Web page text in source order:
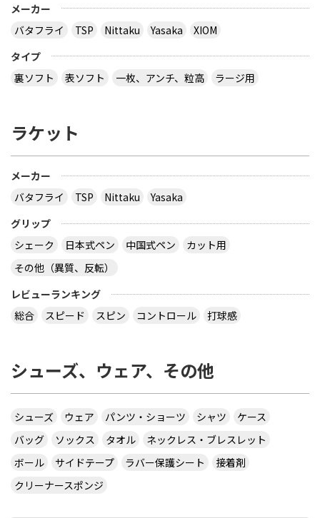
メーカー
バタフライ
TSP Nittaku Yasaka
XIOM
タイプ
裏ソフト
表ソフト 一枚、アンチ、粒高 ラージ用
ラケット
メーカー
バタフライ
TSP Nittaku
Yasaka
グリップ
シェーク
日本式ペン 中国式ペン
カット用
その他（異質、反転）
レビューランキング
総合
スピード スピン コントロール 打球感
シューズ、ウェア、その他
シューズ ウェア パンツ・ショーツ シャツ
ケース
バッグ
ソックス タオル
ネックレス・ブレスレット
ボール
サイドテープ ラバー保護シート
接着剤
クリーナースポンジ